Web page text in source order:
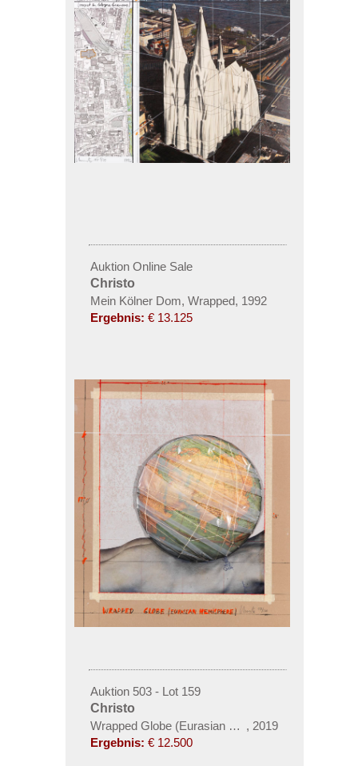
Auktion Online Sale
Christo
Mein Kölner Dom, Wrapped, 1992
Ergebnis: € 13.125
Auktion 503 - Lot 159
Christo
Wrapped Globe (Eurasian Hemisphere)
, 2019
Ergebnis: € 12.500